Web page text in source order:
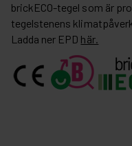
brickECO-tegel som är
tegelstenens
Ladda ner EPD här.